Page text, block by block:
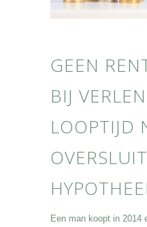
GEEN
BIJ
LOOPTIJD
Een man koopt in 2014